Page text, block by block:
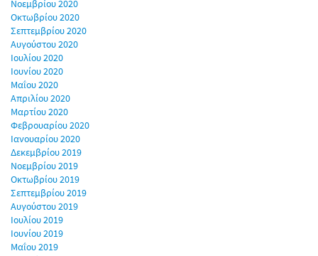
Νοεμβρίου 2020
Οκτωβρίου 2020
Σεπτεμβρίου 2020
Αυγούστου 2020
Ιουλίου 2020
Ιουνίου 2020
Μαΐου 2020
Απριλίου 2020
Μαρτίου 2020
Φεβρουαρίου 2020
Ιανουαρίου 2020
Δεκεμβρίου 2019
Νοεμβρίου 2019
Οκτωβρίου 2019
Σεπτεμβρίου 2019
Αυγούστου 2019
Ιουλίου 2019
Ιουνίου 2019
Μαΐου 2019